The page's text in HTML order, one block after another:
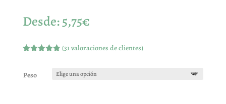
Desde:5,75€
5 en base
a
(31valoraciones de clientes)
Peso